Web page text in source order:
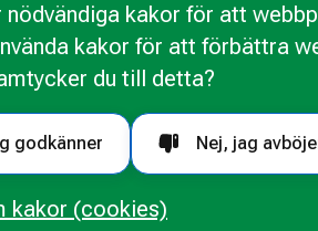
nödvändiga kakor för att
kakor för att förbättra
du till detta?
godkänner Nej, jag
kakor (cookies)
medier